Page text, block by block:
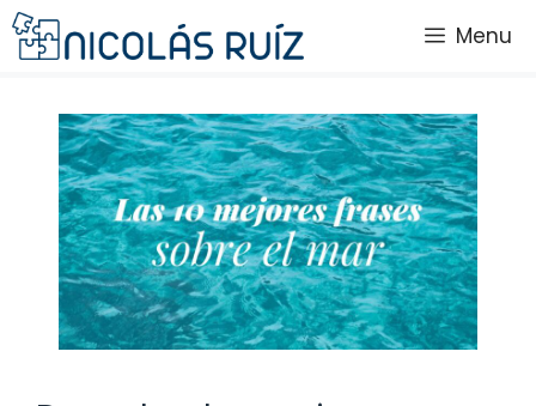
Saltar
al
Menu